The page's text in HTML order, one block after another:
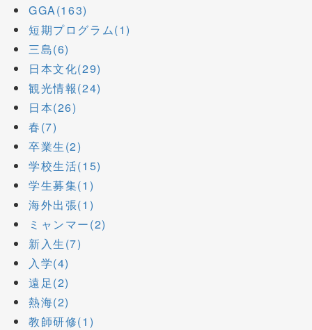
GGA(163)
短期プログラム(1)
三島(6)
日本文化(29)
観光情報(24)
日本(26)
春(7)
卒業生(2)
学校生活(15)
学生募集(1)
海外出張(1)
ミャンマー(2)
新入生(7)
入学(4)
遠足(2)
熱海(2)
教師研修(1)